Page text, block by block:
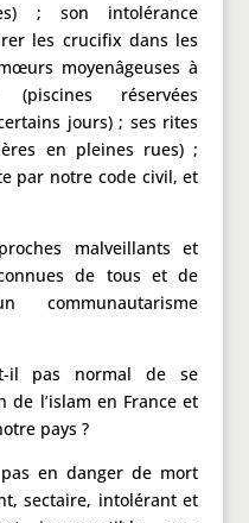
; son intolérance
les crucifix dans les
moyenâgeuses à
réservées
jours) ; ses rites
en pleines rues) ;
par notre code civil, et
malveillants et
de tous et de
communautarisme
il pas normal de se
de l’islam en France et
pays ?
en danger de mort
sectaire, intolérant et